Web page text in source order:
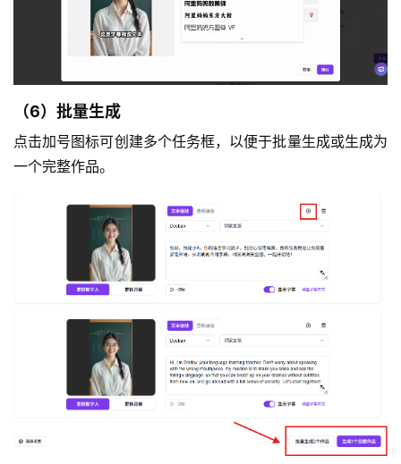
（6）批量生成
点击加号图标可创建多个任务框，以便于批量生成或生成为
一个完整作品。